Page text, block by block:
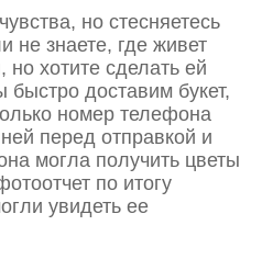
но стесняетесь
не знаете, где живет
хотите сделать ей
доставим букет,
номер телефона
перед отправкой и
могла получить цветы
по итогу
увидеть ее